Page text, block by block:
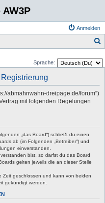
Anmelden
Sprache:
Registrierung
abmahnwahn-dreipage.de/forum“)
mit folgenden Regelungen
„das Board“) schließt du einen
ab (im Folgenden „Betreiber“) und
einverstanden.
bist, so darfst du das Board
gelten jeweils die an dieser Stelle
Zeit geschlossen und kann von beiden
gekündigt werden.